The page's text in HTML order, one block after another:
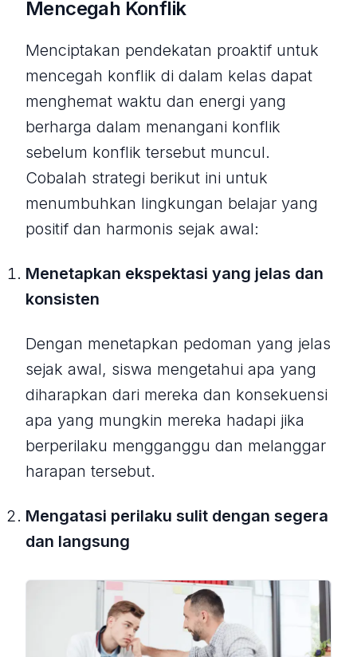
Mencegah Konflik
Menciptakan pendekatan proaktif untuk
mencegah konflik di dalam kelas dapat
menghemat waktu dan energi yang
berharga dalam menangani konflik
sebelum konflik tersebut muncul.
Cobalah strategi berikut ini untuk
menumbuhkan lingkungan belajar yang
positif dan harmonis sejak awal:
Menetapkan ekspektasi yang jelas dan
konsisten
Dengan menetapkan pedoman yang jelas
sejak awal, siswa mengetahui apa yang
diharapkan dari mereka dan konsekuensi
apa yang mungkin mereka hadapi jika
berperilaku mengganggu dan melanggar
harapan tersebut.
Mengatasi perilaku sulit dengan segera
dan langsung